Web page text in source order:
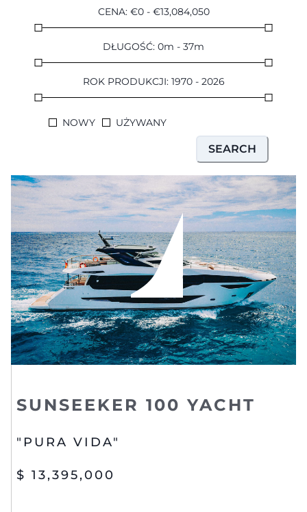
CENA: €0- €13,084,050
DŁUGOŚĆ: 0m - 37m
ROK PRODUKCJI: 1970- 2026
NOWY UŻYWANY
SEARCH
SUNSEEKER 100 YACHT
"PURA VIDA"
$ 13,395,000